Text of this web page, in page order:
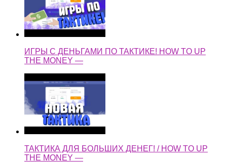
ИГРЫ С ДЕНЬГАМИ ПО ТАКТИКЕ! HOW TO UP
THE MONEY —
ТАКТИКА ДЛЯ БОЛЬШИХ ДЕНЕГ! / HOW TO UP
THE MONEY —